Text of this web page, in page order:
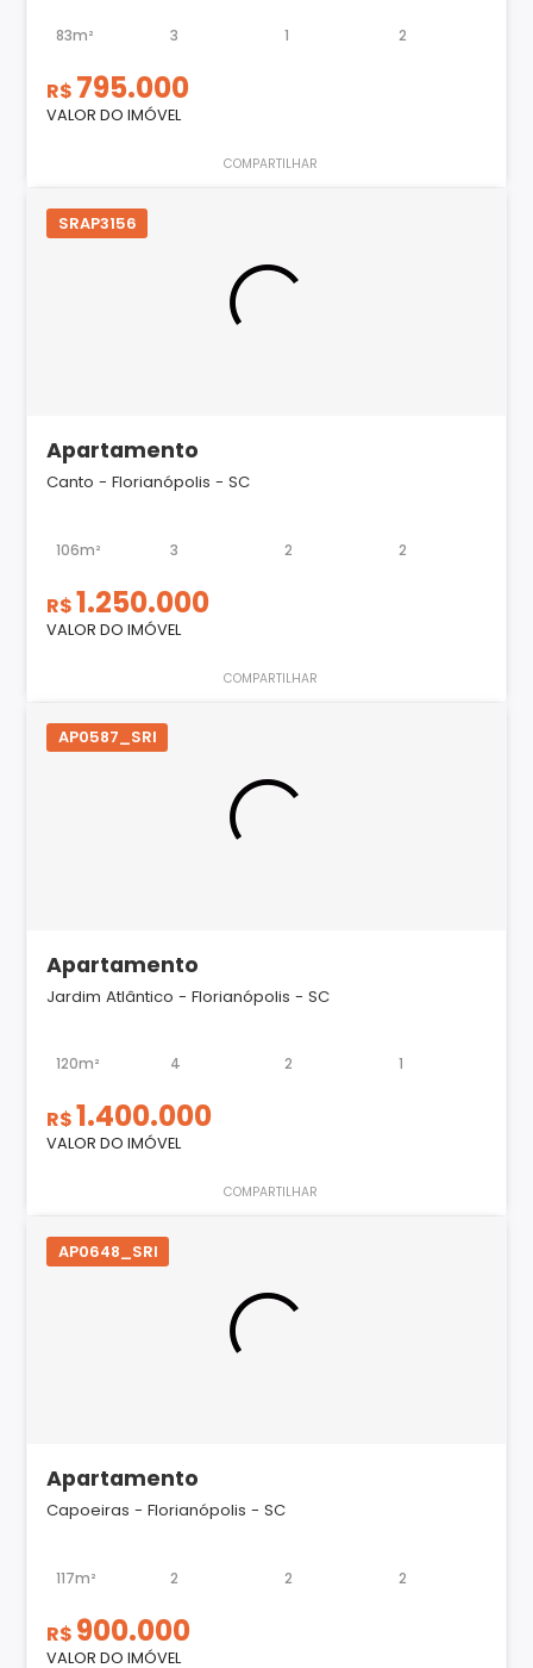
83m² 3 1 2
R$ 795.000
VALOR DO IMÓVEL
COMPARTILHAR
SRAP3156
Apartamento
Canto - Florianópolis - SC
106m² 3 2 2
R$1.250.000
VALOR DO IMÓVEL
COMPARTILHAR
AP0587_SRI
Apartamento
Jardim Atlântico - Florianópolis - SC
120m² 4 2 1
R$1.400.000
VALOR DO IMÓVEL
COMPARTILHAR
AP0648_SRI
Apartamento
Capoeiras - Florianópolis - SC
117m² 2 2 2
R$ 900.000
VALOR DO IMÓVEL